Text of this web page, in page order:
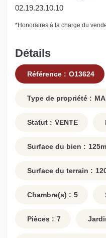
02.19.23.10.10
*Honoraires à la charge du
Détails
Référence : O13624
Type de propriété :
Statut : VENTE
Surface du bien : 125
Surface du terrain :
Chambre(s) : 5
Pièces : 7